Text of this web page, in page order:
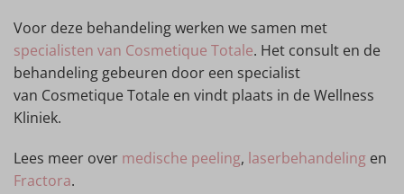
Voor deze behandeling werken we samen met
specialisten van Cosmetique Totale. Het consult en de
behandeling gebeuren door een specialist
van Cosmetique Totale en vindt plaats in de Wellness
Kliniek.
Lees meer over medische peeling, laserbehandeling en
Fractora.